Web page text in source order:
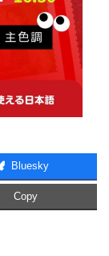
Bluesky
Copy